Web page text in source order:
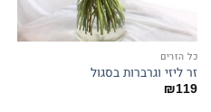
כל הזרים
זר ליזי וגרברות בסגול
₪119